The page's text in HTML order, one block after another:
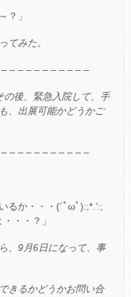
？」
てみた。
– – – – – – – – – –
の後、緊急入院して、手
、出展可能かどうかご
– – – – – – – – – –
るか・・・(´ﾟωﾟ):;*.’:;
・・？」
、9月6日になって、事
きるかどうかお問い合